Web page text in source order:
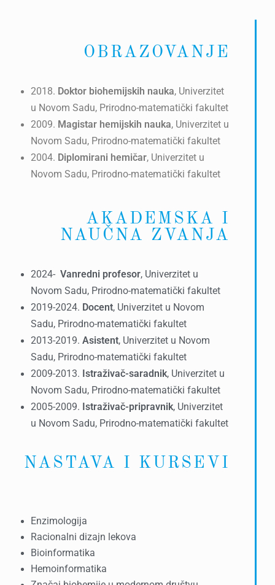
OBRAZOVANJE
2018. Doktor biohemijskih nauka, Univerzitet
u Novom Sadu, Prirodno-matematički fakultet
2009. Magistar hemijskih nauka, Univerzitet u
Novom Sadu, Prirodno-matematički fakultet
2004. Diplomirani hemičar, Univerzitet u
Novom Sadu, Prirodno-matematički fakultet
AKADEMSKA I
NAUČNA ZVANJA
2024- Vanredni profesor, Univerzitet u
Novom Sadu, Prirodno-matematički fakultet
2019-2024. Docent, Univerzitet u Novom
Sadu, Prirodno-matematički fakultet
2013-2019. Asistent, Univerzitet u Novom
Sadu, Prirodno-matematički fakultet
2009-2013. Istraživač-saradnik, Univerzitet u
Novom Sadu, Prirodno-matematički fakultet
2005-2009. Istraživač-pripravnik, Univerzitet
u Novom Sadu, Prirodno-matematički fakultet
NASTAVA I KURSEVI
Enzimologija
Racionalni dizajn lekova
Bioinformatika
Hemoinformatika